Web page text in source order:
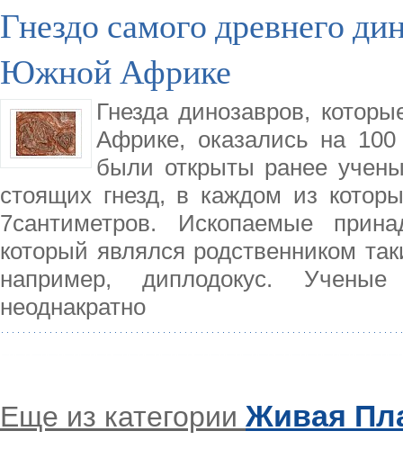
Гнездо самого древнего
Южной Африке
Гнезда динозавров,
Африке, оказались на
были открыты ранее
стоящих гнезд, в каждом из
7сантиметров. Ископаемые
который являлся родственником
например, диплодокус.
неоднакратно
Еще из категории Живая